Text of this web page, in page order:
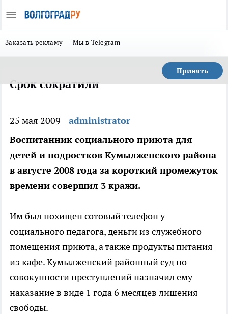
Заказать рекламу Мы в Telegram
Принять
Срок сократили
25 мая 2009
administrator
Воспитанник социального приюта для
детей и подростков Кумылженского района
в августе 2008 года за короткий промежуток
времени совершил 3 кражи.
Им был похищен сотовый телефон у
социального педагога, деньги из служебного
помещения приюта, а также продукты питания
из кафе. Кумылженский районный суд по
совокупности преступлений назначил ему
наказание в виде 1 года 6 месяцев лишения
свободы.